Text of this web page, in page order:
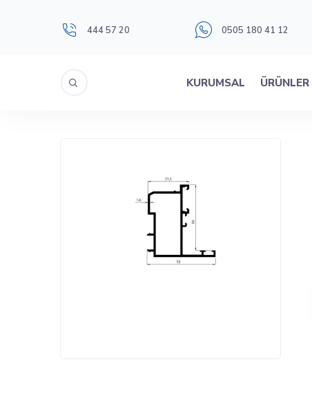
444 57 20 0505 180 41 12
KURUMSAL ÜRÜNLER